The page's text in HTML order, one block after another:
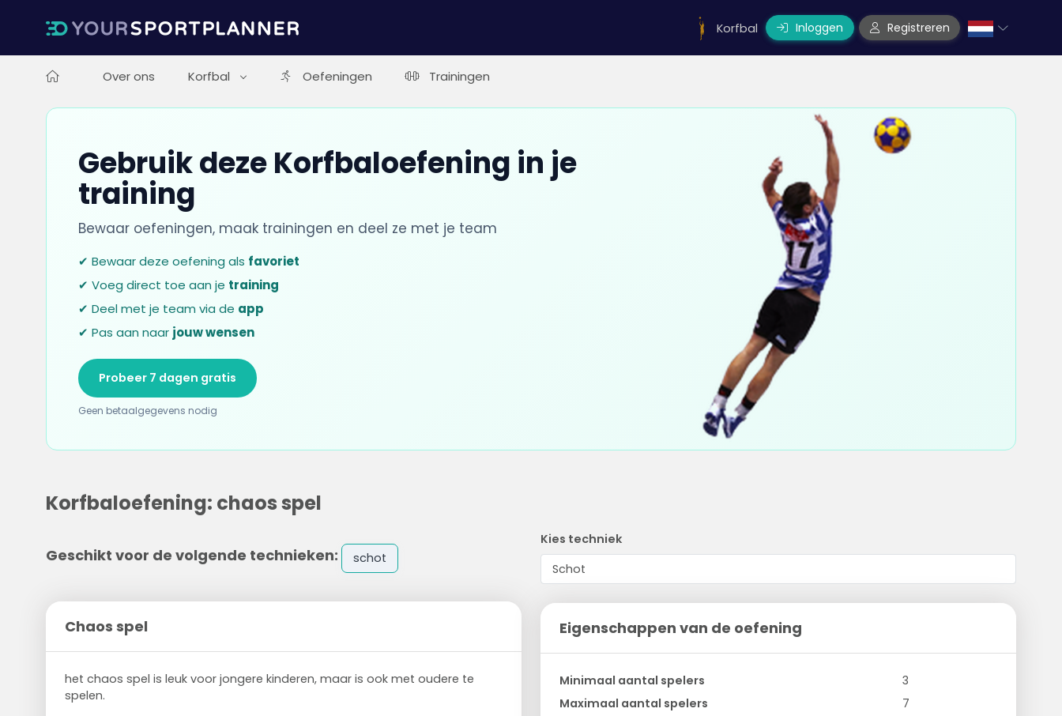
Korfbal Inloggen Registreren
Over ons Korfbal Oefeningen Trainingen
Gebruik deze Korfbaloefening in je
training
Bewaar oefeningen, maak trainingen en deel ze met je team
✔ Bewaar deze oefening als favoriet
✔ Voeg direct toe aan je training
✔ Deel met je team via de app
✔ Pas aan naar jouw wensen
Probeer 7 dagen gratis
Geen betaalgegevens nodig
Korfbaloefening: chaos spel
Geschikt voor de volgende technieken: schot
Chaos spel
het chaos spel is leuk voor jongere kinderen, maar is ook met oudere te
spelen.
Kies techniek
Eigenschappen van de oefening
Minimaal aantal spelers
3
Maximaal aantal spelers
7